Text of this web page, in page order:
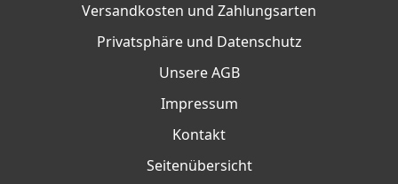
Versandkosten und Zahlungsarten
Privatsphäre und Datenschutz
Unsere AGB
Impressum
Kontakt
Seitenübersicht